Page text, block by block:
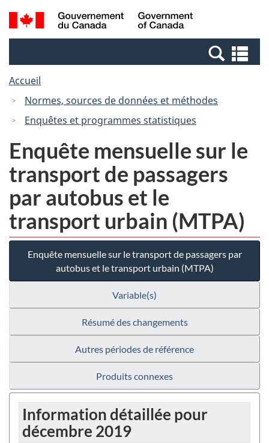
Passer
au
Passer
à
Canada
Recherche
et
et
Accueil
Normes, sources de données et méthodes
Enquêtes et programmes statistiques
Enquête mensuelle sur le
transport de passagers
par autobus et le
transport urbain (MTPA)
Enquête mensuelle sur le transport de passagers par
autobus et le transport urbain (MTPA)
Variable(s)
Résumé des changements
Autres périodes de référence
Produits connexes
Information détaillée pour
décembre 2019